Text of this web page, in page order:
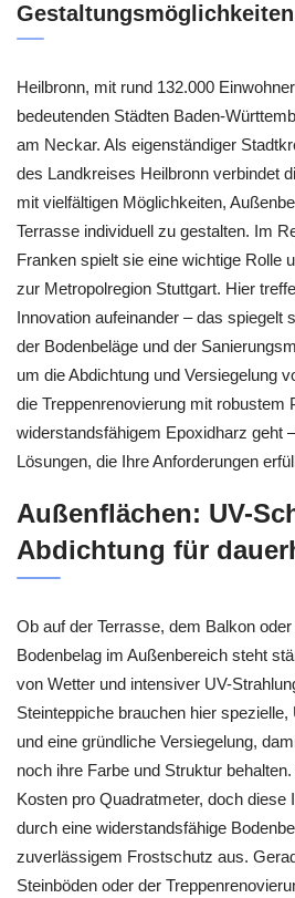
Gestaltungsmöglichkeiten
Heilbronn, mit rund 132.000
bedeutenden Städten Baden-
am Neckar. Als eigenständiger
des Landkreises Heilbronn verbindet
mit vielfältigen Möglichkeiten,
Terrasse individuell zu gestalten. Im
Franken spielt sie eine wichtige Rolle
zur Metropolregion Stuttgart. Hier
Innovation aufeinander – das spiegelt
der Bodenbeläge und der
um die Abdichtung und Versiegelung
die Treppenrenovierung mit robustem
widerstandsfähigem Epoxidharz geht
Lösungen, die Ihre Anforderungen
Außenflächen: UV-
Abdichtung für
Ob auf der Terrasse, dem Balkon
Bodenbelag im Außenbereich steht
von Wetter und intensiver UV-
Steinteppiche brauchen hier
und eine gründliche Versiegelung,
noch ihre Farbe und Struktur
Kosten pro Quadratmeter, doch diese
durch eine widerstandsfähige
zuverlässigem Frostschutz aus.
Steinböden oder der